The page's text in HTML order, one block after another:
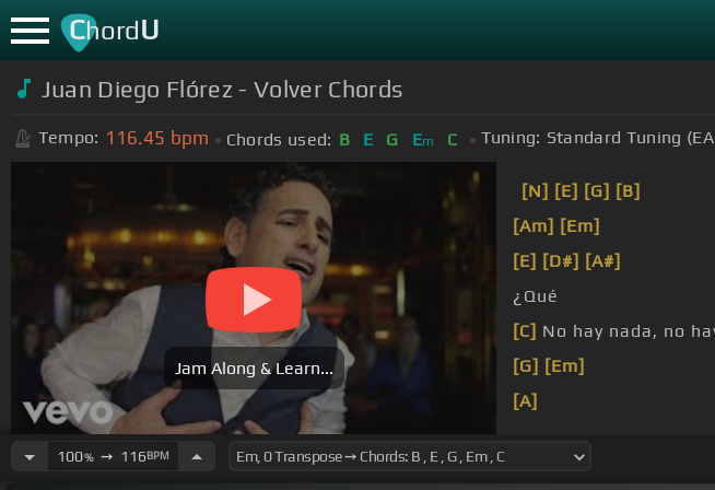
ChordU
Juan Diego Flórez - Volver Chords
Tempo: 116.45 bpm Chords used: B E G Em C Tuning: Standard Tuning
Jam Along & Learn...
[N] [E] [G] [B]
[Am] [Em]
[E] [D#] [A#]
¿Qué
[C] No hay nada, no
[G] [Em]
[A]
100%➙ 116BPM